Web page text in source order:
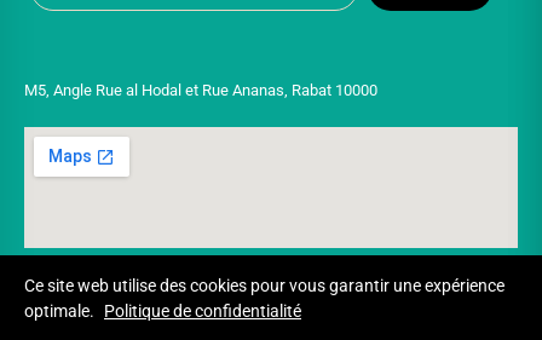
M5, Angle Rue al Hodal et Rue Ananas, Rabat 10000
Ce site web utilise des cookies pour vous garantir une expérience
optimale.
Politique de confidentialité